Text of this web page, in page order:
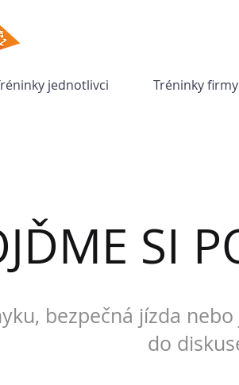
jednotlivci Tréninky firmy
SI
bezpečná jízda
do